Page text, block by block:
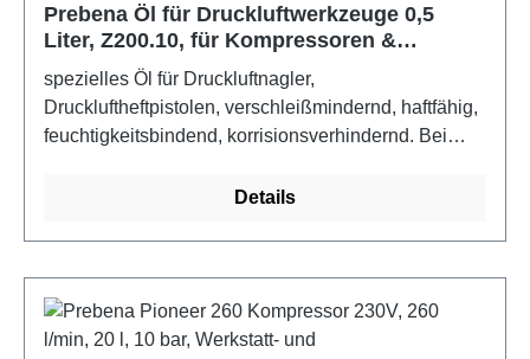
Prebena Öl für Druckluftwerkzeuge 0,5
Liter, Z200.10, für Kompressoren &
Druckluftgeräte
spezielles Öl für Druckluftnagler,
Druckluftheftpistolen, verschleißmindernd, haftfähig,
feuchtigkeitsbindend, korrisionsverhindernd. Bei
Beanspruchung) des Öls in den Lufteinlass des
Details